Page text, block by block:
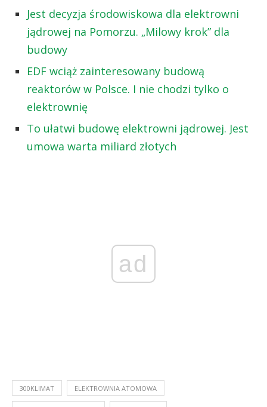
Jest decyzja środowiskowa dla elektrowni
jądrowej na Pomorzu. „Milowy krok” dla
budowy
EDF wciąż zainteresowany budową
reaktorów w Polsce. I nie chodzi tylko o
elektrownię
To ułatwi budowę elektrowni jądrowej. Jest
umowa warta miliard złotych
ad
300KLIMAT ELEKTROWNIA ATOMOWA